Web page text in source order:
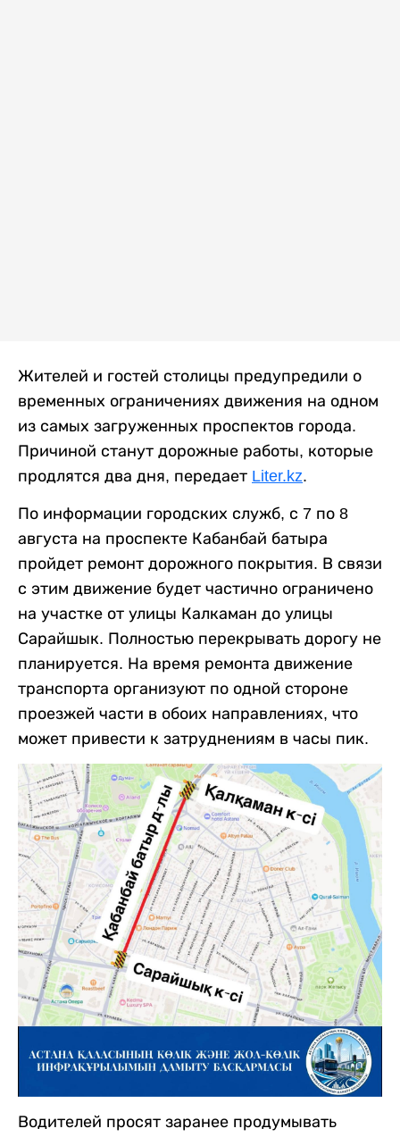
Жителей и гостей столицы предупредили о
временных ограничениях движения на одном
из самых загруженных проспектов города.
Причиной станут дорожные работы, которые
продлятся два дня, передает Liter.kz.
По информации городских служб, с 7 по 8
августа на проспекте Кабанбай батыра
пройдет ремонт дорожного покрытия. В связи
с этим движение будет частично ограничено
на участке от улицы Калкаман до улицы
Сарайшык. Полностью перекрывать дорогу не
планируется. На время ремонта движение
транспорта организуют по одной стороне
проезжей части в обоих направлениях, что
может привести к затруднениям в часы пик.
Водителей просят заранее продумывать